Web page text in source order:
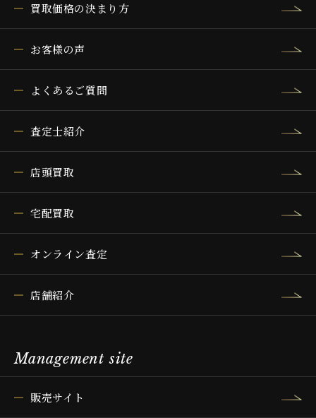
買取価格の決まり方
お客様の声
よくあるご質問
査定士紹介
店頭買取
宅配買取
オンライン査定
店舗紹介
Management site
販売サイト